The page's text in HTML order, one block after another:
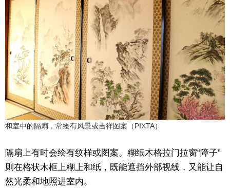
和室中的隔扇，常绘有风景或吉祥图案（PIXTA）
隔扇上有时会绘有纹样或图案。糊纸木格拉门拉窗“障子”
则在格状木框上糊上和纸，既能遮挡外部视线，又能让自
然光柔和地照进室内。